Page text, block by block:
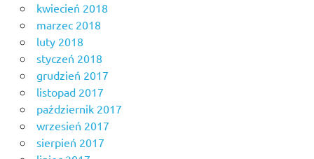
kwiecień 2018
marzec 2018
luty 2018
styczeń 2018
grudzień 2017
listopad 2017
październik 2017
wrzesień 2017
sierpień 2017